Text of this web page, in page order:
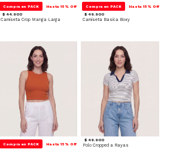
Compra en PACK Hasta 15% Off
$ 44.900
Camiseta Crop Manga Larga
Compra en PACK Hasta 15% Off
$ 49.900
Camiseta Basica Boxy
Compra en PACK Hasta 15% Off
$ 49.900
Polo Cropped a Rayas